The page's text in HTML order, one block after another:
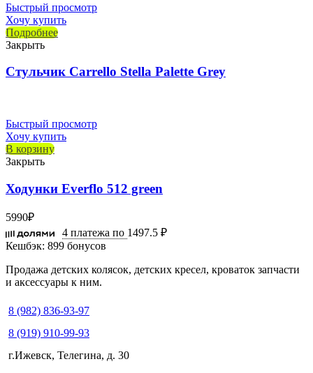
Быстрый просмотр
Хочу купить
Подробнее
Закрыть
Стульчик Carrello Stella Palette Grey
Быстрый просмотр
Хочу купить
В корзину
Закрыть
Ходунки Everflo 512 green
5990₽
4 платежа по 1497.5 ₽
Кешбэк: 899 бонусов
Продажа детских колясок, детских кресел, кроваток запчасти
и аксессуары к ним.
8 (982) 836-93-97
8 (919) 910-99-93
г.Ижевск, Телегина, д. 30